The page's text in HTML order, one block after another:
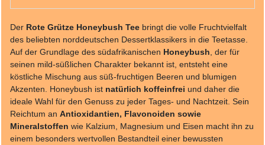
Der Rote Grütze Honeybush Tee bringt die volle Fruchtvielfalt
des beliebten norddeutschen Dessertklassikers in die Teetasse.
Auf der Grundlage des südafrikanischen Honeybush , der für
seinen mild-süßlichen Charakter bekannt ist, entsteht eine
köstliche Mischung aus süß-fruchtigen Beeren und blumigen
Akzenten. Honeybush ist natürlich koffeinfrei und daher die
ideale Wahl für den Genuss zu jeder Tages- und Nachtzeit. Sein
Reichtum an Antioxidantien, Flavonoiden sowie
Mineralstoffen wie Kalzium, Magnesium und Eisen macht ihn zu
einem besonders wertvollen Bestandteil einer bewussten